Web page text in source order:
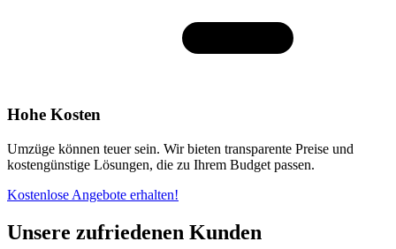
Hohe Kosten
Umzüge können teuer sein. Wir bieten transparente Preise und
kostengünstige Lösungen, die zu Ihrem Budget passen.
Kostenlose Angebote erhalten!
Unsere zufriedenen Kunden